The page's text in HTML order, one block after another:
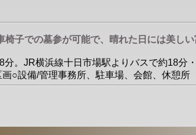
子での墓参が可能で、晴れた日には美しい
。JR横浜線十日市場駅よりバスで約18分
○設備/管理事務所、駐車場、会館、休憩所